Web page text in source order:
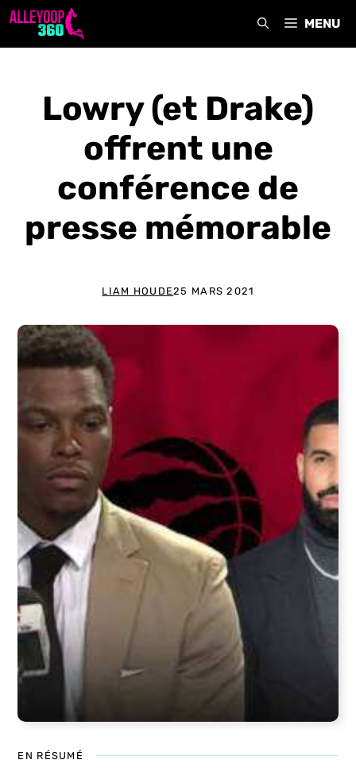
Aller
MENU
Lowry (et Drake)
offrent une
conférence de
presse mémorable
LIAM HOUDE25 MARS 2021
EN RÉSUMÉ